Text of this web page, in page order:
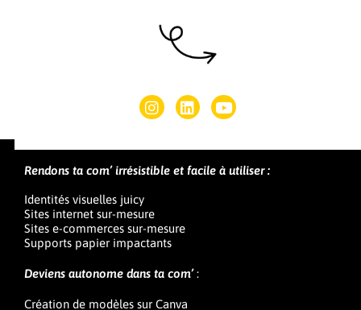
Rendons ta com’ irrésistible et facile à utiliser :
Identités visuelles juicy
Sites internet sur-mesure
Sites e-commerces sur-mesure
Supports papier impactants
Deviens autonome dans ta com’:
Création de modèles sur Canva